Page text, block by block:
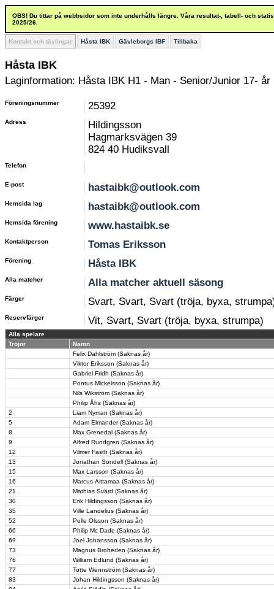
OBS! Du tittar på webbsidor som inte underhålls längre. Våra resultat-, tabell- och
2025/26.
Kontakt och tävlingar Håsta IBK Gävleborgs IBF Tillbaka
Håsta IBK
Laginformation: Håsta IBK H1 - Man - Senior/Junior 17- år
Föreningsnummer 25392
Adress
Hildingsson
Hagmarksvägen 39
824 40 Hudiksvall
Telefon
E-post hastaibk@outlook.com
Hemsida lag hastaibk@outlook.com
Hemsida förening www.hastaibk.se
Kontaktperson Tomas Eriksson
Förening Håsta IBK
Alla matcher Alla matcher aktuell säsong
Färger Svart, Svart, Svart (tröja, byxa,
Reservfärger Vit, Svart, Svart (tröja, byxa, strumpa)
Alla spelare
Tröjnr
Namn
Felix Dahlström (Saknas år)
Viktor Eriksson (Saknas år)
Gabriel Fridh (Saknas år)
Pontus Mickelsson (Saknas år)
Nils Wikström (Saknas år)
Philip Åhs (Saknas år)
2
Liam Nyman (Saknas år)
5
Adam Elmander (Saknas år)
8
Max Grenedal (Saknas år)
9
Alfred Rundgren (Saknas år)
12
Vilmer Fasth (Saknas år)
13
Jonathan Sondell (Saknas år)
15
Max Larsson (Saknas år)
16
Marcus Aittamaa (Saknas år)
21
Mathias Svärd (Saknas år)
30
Erik Hildingsson (Saknas år)
35
Ville Landelius (Saknas år)
52
Pelle Olsson (Saknas år)
66
Philip Mc Dade (Saknas år)
69
Joel Johansson (Saknas år)
73
Magnus Broheden (Saknas år)
76
William Edlund (Saknas år)
77
Totte Wennström (Saknas år)
83
Johan Hildingsson (Saknas år)